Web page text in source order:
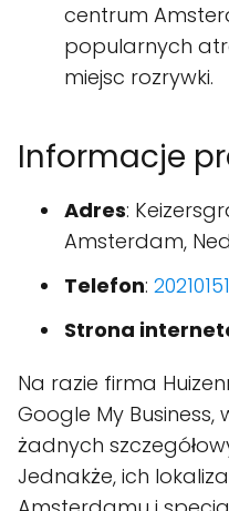
centrum
popularnych
miejsc rozrywki.
Informacje
Adres:
Amsterdam,
Telefon:
Strona
Na razie firma
Google My Business,
żadnych
Jednakże, ich